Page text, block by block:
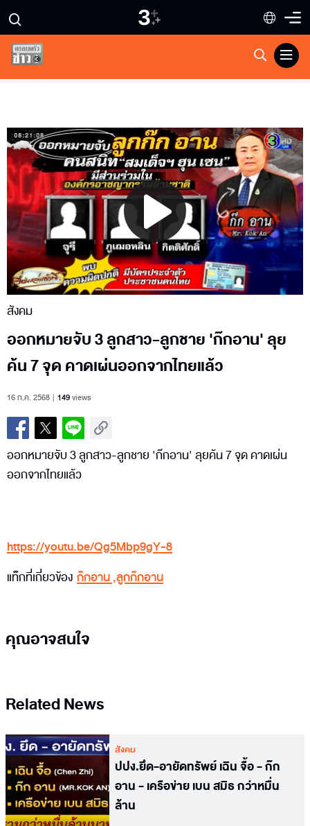
Play
Video
สังคม
ออกหมายจับ 3 ลูกสาว-ลูกชาย 'ก๊กอาน' ลุย
ค้น 7 จุด คาดเผ่นออกจากไทยแล้ว
16 ก.ค. 2568 149views
ออกหมายจับ 3 ลูกสาว-ลูกชาย 'ก๊กอาน' ลุยค้น 7 จุด คาดเผ่น
ออกจากไทยแล้ว
https://youtu.be/Qg5Mbp9gY-8
แท็กที่เกี่ยวข้อง ก๊กอาน,ลูกก๊กอาน
คุณอาจสนใจ
Related News
สังคม
ปปง.ยึด-อายัดทรัพย์ เฉิน จื้อ - ก๊ก
อาน - เครือข่าย เบน สมิธ กว่าหมื่น
ล้าน